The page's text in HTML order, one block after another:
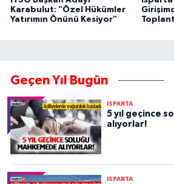
Karabulut: "Özel Hükümler
Yatırımın Önünü Kesiyor"
Geçen Yıl Bugün
ISPARTA
5 yıl geçince
alıyorlar!
ISPARTA